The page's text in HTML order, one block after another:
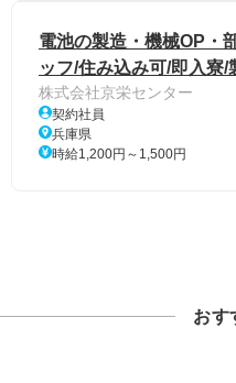
電池の製造・機械OP・
ッフ/住み込み可/即入寮
株式会社京栄センター
契約社員
兵庫県
時給1,200円～1,500円
おす